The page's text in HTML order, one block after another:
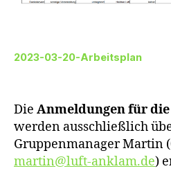
2023-03-20-Arbeitsplan
Die Anmeldungen für
werden ausschließlich
Gruppenmanager Martin
martin@luft-anklam.de)